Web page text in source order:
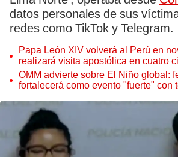
datos personales de sus
redes como TikTok y Telegram.
Papa León XIV volverá al Perú en
realizará visita apostólica en cuatro
OMM advierte sobre El Niño global:
fortalecerá como evento "fuerte" con